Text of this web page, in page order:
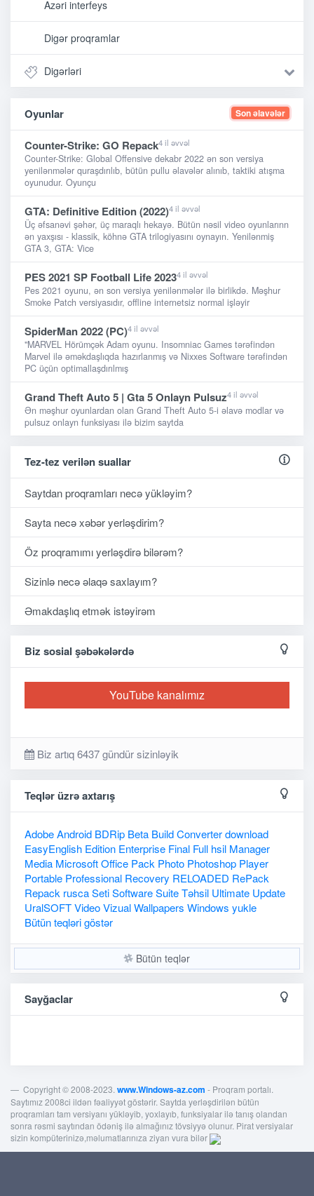
Azəri interfeys
Digər proqramlar
Digərləri
Oyunlar Son əlavələr
Counter-Strike: GO Repack4 il əvvəl
Counter-Strike: Global Offensive dekabr 2022 ən son versiya
yenilənmələr quraşdırılıb, bütün pullu əlavələr alınıb, taktiki atışma
oyunudur. Oyunçu
GTA: Definitive Edition (2022)4 il əvvəl
Üç əfsanəvi şəhər, üç maraqlı hekayə. Bütün nəsil video oyunlarınn
ən yaxşısı - klassik, köhnə GTA trilogiyasını oynayın. Yenilənmiş
GTA 3, GTA: Vice
PES 2021 SP Football Life 20234 il əvvəl
Pes 2021 oyunu, ən son versiya yenilənmələr ilə birlikdə. Məşhur
Smoke Patch versiyasıdır, offline internetsiz normal işləyir
SpiderMan 2022 (PC)4 il əvvəl
"MARVEL Hörümçək Adam oyunu. Insomniac Games tərəfindən
Marvel ilə əməkdaşlıqda hazırlanmış və Nixxes Software tərəfindən
PC üçün optimallaşdırılmış
Grand Theft Auto 5 | Gta 5 Onlayn Pulsuz4 il əvvəl
Ən məşhur oyunlardan olan Grand Theft Auto 5-i əlavə modlar və
pulsuz onlayn funksiyası ilə bizim saytda
Tez-tez verilən suallar
Saytdan proqramları necə yükləyim?
Sayta necə xəbər yerləşdirim?
Öz proqramımı yerləşdirə bilərəm?
Sizinlə necə əlaqə saxlayım?
Əmakdaşlıq etmək istəyirəm
Biz sosial şəbəkələrdə
YouTube kanalımız
Biz artıq 6437 gündür sizinləyik
Teqlər üzrə axtarış
AdobeAndroid BDRip Beta BuildConverterdownload
EasyEnglish Edition Enterprise Final Full hsil Manager
Media MicrosoftOffice Pack Photo Photoshop Player
Portable Professional Recovery RELOADED RePack
Repack ruscaSetiSoftwareSuiteTəhsil Ultimate Update
UralSOFTVideoVizualWallpapers Windows yukle
Bütün teqləri göstər
Bütün teqlər
Sayğaclar
Copyright © 2008-2023. www.Windows-az.com - Proqram portalı.
Saytımız 2008ci ildən fəaliyyət göstərir. Saytda yerləşdirilən bütün
proqramları tam versiyanı yükləyib, yoxlayıb, funksiyalar ilə tanış olandan
sonra rəsmi saytından ödəniş ilə almağınız tövsiyyə olunur. Pirat versiyalar
sizin kompüterinizə,məlumatlarınıza ziyan vura bilər